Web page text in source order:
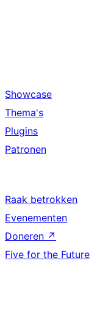
Showcase
Thema's
Plugins
Patronen
Raak betrokken
Evenementen
Doneren ↗
Five for the Future